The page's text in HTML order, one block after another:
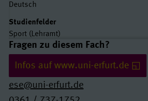
Deutsch
Studienfelder
Sport (Lehramt)
Links und Kontakte
Fragen zu diesem Fach?
Infos auf www.uni-erfurt.de
ese@uni-erfurt.de